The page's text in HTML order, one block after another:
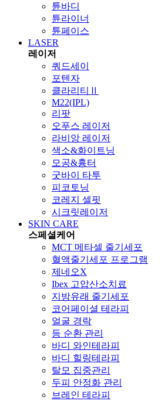
튠바디
튠라이너
튠페이스
LASER
레이저
쿼드세이
포텐자
클라리티Ⅱ
M22(IPL)
리팟
오푸스 레이저
라비앙 레이저
색소&화이트닝
모공&흉터
굿바이 타투
피코토닝
코레지 셀핏
시크릿레이저
SKIN CARE
스페셜케어
MCT 메타셀 줄기세포
혈액줄기세포 프로그램
제네오X
Ibex 고압산소치료
지방유래 줄기세포
코어페이셜 테라피
얼굴 경락
등 순환 관리
바디 와인테라피
바디 힐링테라피
탈모 집중관리
두피 안정화 관리
브레인 테라피